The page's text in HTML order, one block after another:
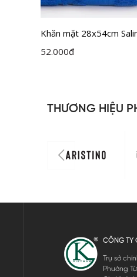
Khăn mặt 28x54cm
52.000đ
THƯƠNG HIỆU
CÔNG TY
Trụ sở
Phường